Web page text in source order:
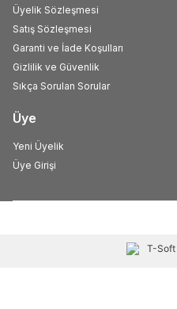
Üyelik Sözleşmesi
Satış Sözleşmesi
Garanti ve İade Koşulları
Gizlilik ve Güvenlik
Sıkça Sorulan Sorular
Üye
Yeni Üyelik
Üye Girişi